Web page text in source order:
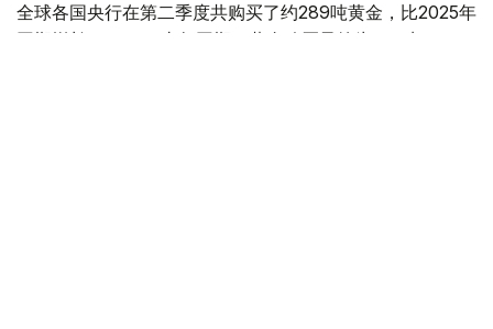
全球各国央行在第二季度共购买了约289吨黄金，比2025年
同期增长了62%。去年同期，黄金购买量约为178吨。